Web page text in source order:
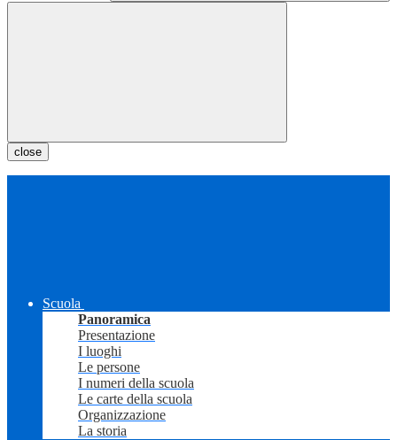
close
Scuola
Panoramica
Presentazione
I luoghi
Le persone
I numeri della scuola
Le carte della scuola
Organizzazione
La storia